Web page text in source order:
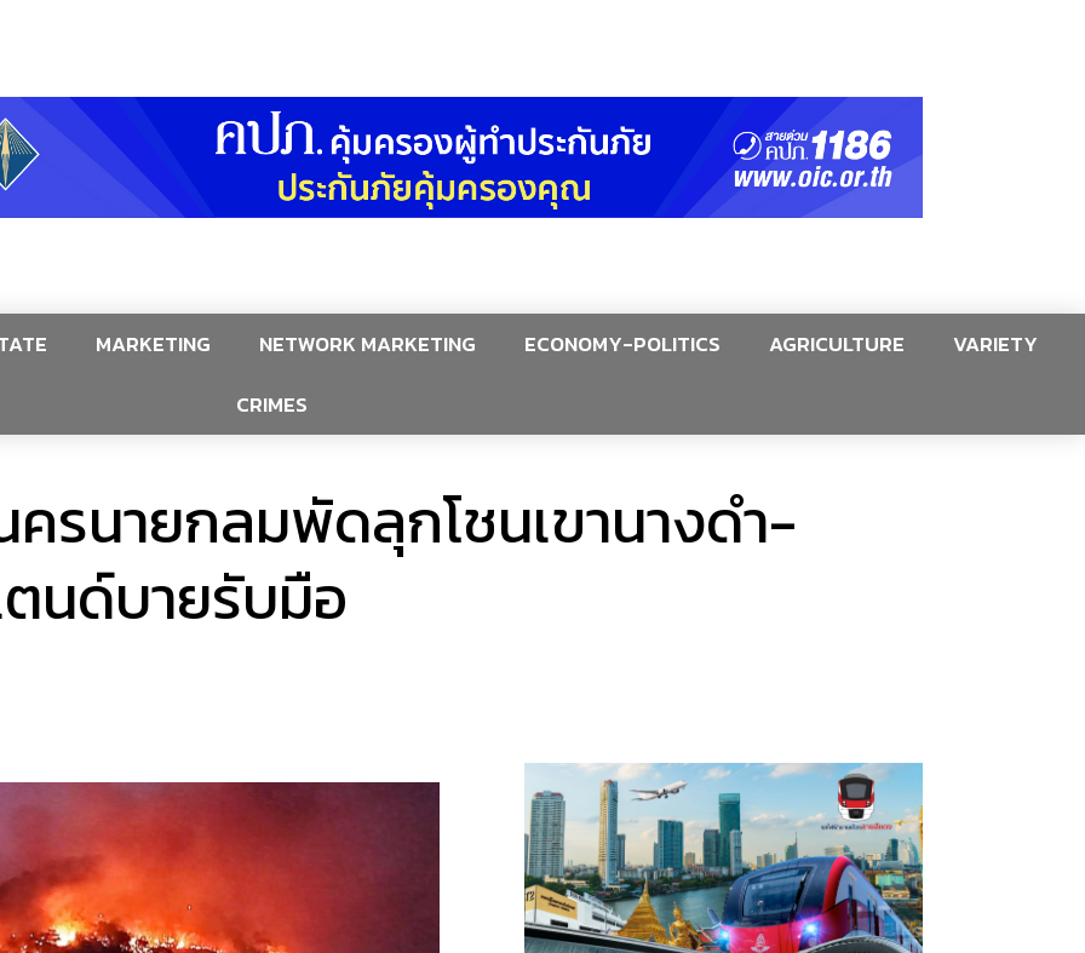
MARKETING NETWORK MARKETING ECONOMY-POLITICS AGRICULTURE
VARIETY
CRIMES
ครนายกลมพัดลุกโชนเขานางดำ-
นด์บายรับมือ